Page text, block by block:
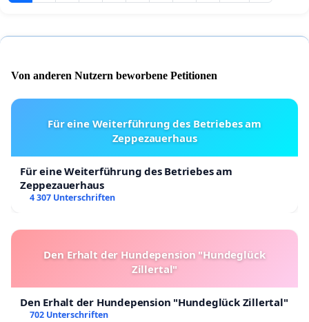
Von anderen Nutzern beworbene Petitionen
Für eine Weiterführung des Betriebes am
Zeppezauerhaus
Für eine Weiterführung des Betriebes am
Zeppezauerhaus
4 307 Unterschriften
Den Erhalt der Hundepension "Hundeglück
Zillertal"
Den Erhalt der Hundepension "Hundeglück Zillertal"
702 Unterschriften